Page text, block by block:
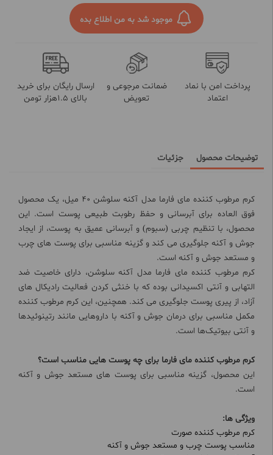
مکمل درمان جوش و آکنه های صورت
موجود شد به من اطلاع بده
پرداخت امن با نماد
اعتماد
ضمانت مرجوعی و
تعویض
ارسال رایگان برای خرید
بالای 1.5هزار تومن
توضیحات محصول جزئیات
کرم مرطوب کننده مای فارما مدل آکنه سلوشن 40 میل، یک محصول
فوق العاده برای آبرسانی و حفظ رطوبت طبیعی پوست است. این
محصول، با تنظیم چربى (سبوم) و آبرسانى عمیق به پوست، از ایجاد
جوش و آکنه جلوگیری می کند و گزینه مناسبی برای پوست های چرب
و مستعد جوش و آکنه است.
کرم مرطوب کننده مای فارما مدل آکنه سلوشن، دارای خاصیت ضد
التهابی و آنتی اکسیدانی بوده که با خنثی کردن فعالیت رادیکال های
آزاد، از پیری پوست جلوگیری می کند. همچنین، این کرم مرطوب کننده
مکمل مناسبی برای درمان جوش و آکنه با داروهایی مانند رتینوئیدها
و آنتی بیوتیک‌ها است.
کرم مرطوب کننده مای فارما برای چه پوست هایی مناسب است؟
این محصول، گزینه مناسبی برای پوست های مستعد جوش و آکنه
است.
ویژگی ها:
کرم مرطوب کننده صورت
مناسب پوست چرب و مستعد جوش و آکنه